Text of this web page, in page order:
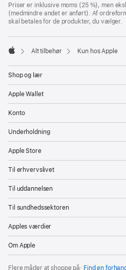
Priser er inklusive moms (25 %), men
(medmindre andet er anført). Af
skal betales for de produkter, du vælger.
Alt tilbehør Kun hos Apple
Shop og lær
Apple Wallet
Konto
Underholdning
Apple Store
Til erhvervslivet
Til uddannelsen
Til sundhedssektoren
Apples værdier
Om Apple
Flere måder at shoppe på: Find en